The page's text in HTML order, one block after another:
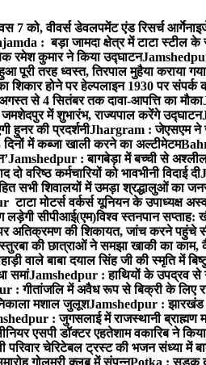
7 को, वीवर्स डेवलपमेंट एंड रिसर्च
: बड़ा जामदा क्षेत्र में टाटा स्टील
रमेश कुमार ने किया उद्घाटन
पूरी तरह ध्वस्त, तिरपाल मुहैया कराया गया
शिकार होने पर हेल्पलाइन 1930 पर संपर्क
से 4 सितंबर तक दावा-आपत्ति का मौका
जमशेदपुर में शुभारंभ, राज्यपाल करेंगे उद्घाटन
हुनर की प्रदर्शनीJhargram : जेएसएम ने
में कब्जा खाली करने का अल्टीमेटम
Jamshedpur : बागबेड़ा में बच्ची से
वरिष्ठ कर्मचारियों को भावभीनी विदाई दी
सभी शिवालयों में उमड़ा श्रद्धालुओं का
टाटा मोटर्स वर्कर्स यूनियन के उपाध्यक्ष
लड़ेगी सीपीआई(एम)विश्व स्तनपान सप्ताह:
अतिक्रमण की शिकायत, जांच करने पहुंचे
की छात्राओं ने समझा खाकी का काम,
वाले बाबा दयाल सिंह जी की स्मृति में
समांJamshedpur : हाथियों के उपद्रव से
: गीतांजलि में अवैध रूप से बिक्री के लिए
मशाल जुलूशJamshedpur : झारखंड
: जुगसलाई में राजस्थानी ब्राह्मण
एसपी डॉक्टर एहतेशाम वकारिब ने
परिवार चेरिटेबल ट्रस्ट की भजन संध्या में
गोलमुरी क्लब में संपन्नPotka : सड़क